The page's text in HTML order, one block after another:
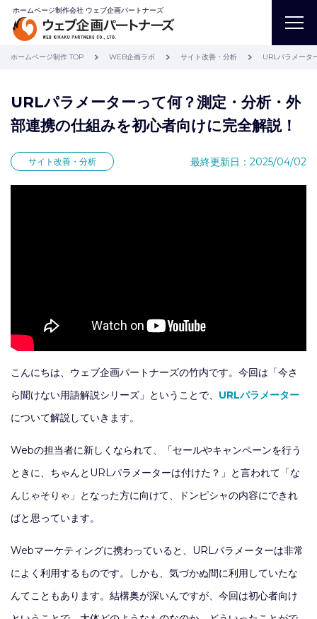
ホームページ制作会社 ウェブ企画パートナーズ
ホームページ制作 TOP WEB企画ラボ サイト改善・分析 URLパラメータ
URLパラメーターって何？測定・分析・外
部連携の仕組みを初心者向けに完全解説！
サイト改善・分析 最終更新日：2025/04/02
こんにちは、ウェブ企画パートナーズの竹内です。今回は「今さ
ら聞けない用語解説シリーズ」ということで、 URLパラメーター
について解説していきます。
Webの担当者に新しくなられて、「セールやキャンペーンを行う
ときに、ちゃんとURLパラメーターは付けた？」と言われて「な
んじゃそりゃ」となった方に向けて、ドンピシャの内容にできれ
ばと思っています。
Webマーケティングに携わっていると、URLパラメーターは非常
によく利用するものです。しかも、気づかぬ間に利用していたな
んてこともあります。結構奥が深いんですが、今回は初心者向け